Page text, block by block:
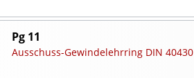
Pg 11
Ausschuss-Gewindelehrring DIN 40430